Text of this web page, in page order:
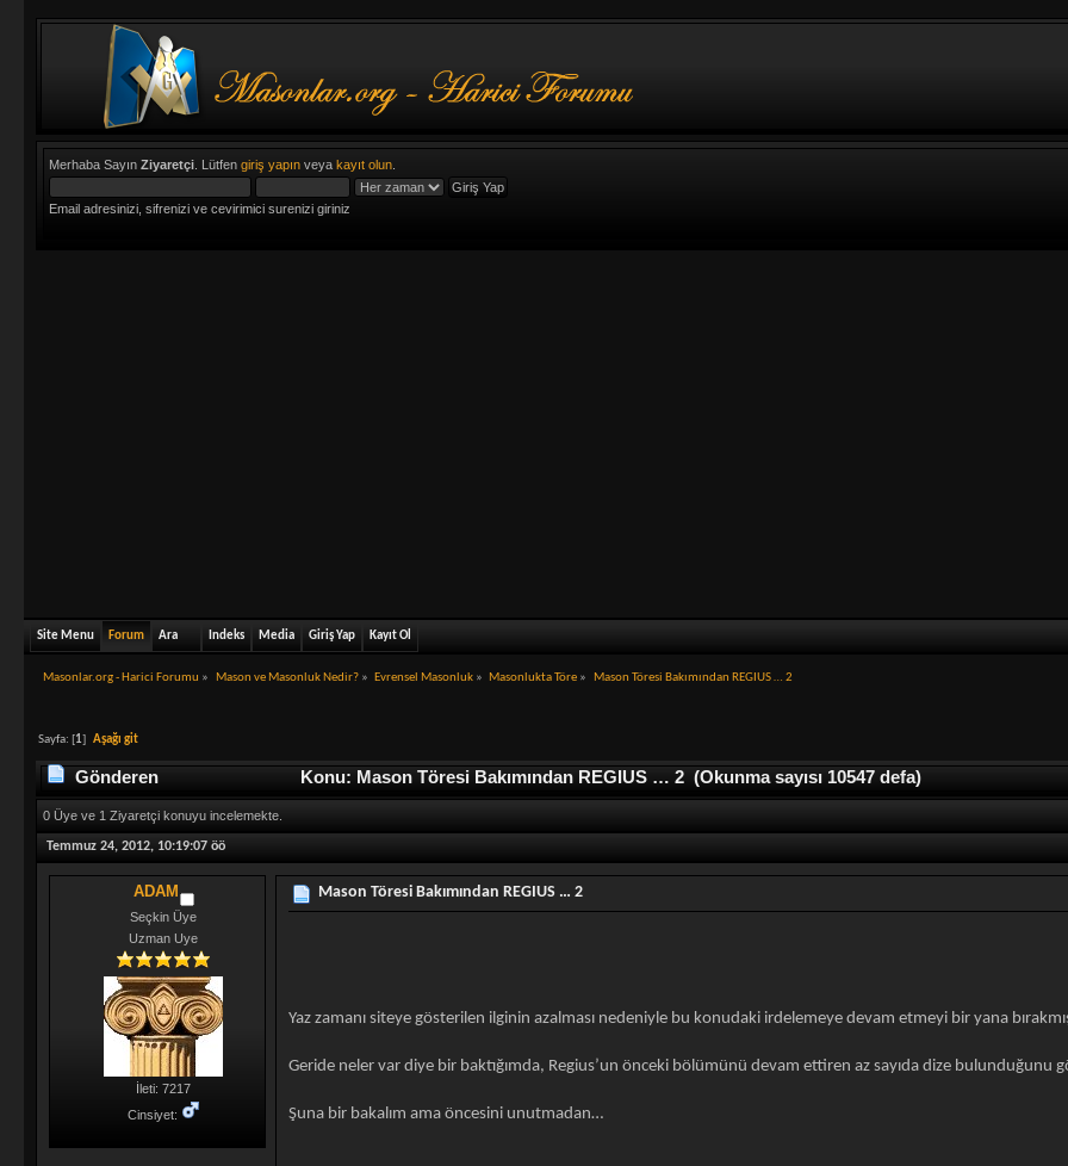
Merhaba SayınZiyaretçi . Lütfengiriş yapın veyakayıt olun
Email adresinizi, sifrenizi ve cevirimici surenizi giriniz
Site Menu Forum Ara Indeks Media Giriş Yap Kayıt Ol
Masonlar.org - Harici Forumu » Mason ve Masonluk Nedir?» Evrensel Masonluk » Masonlukta Töre » Mason Töresi Bakımından REGIUS … 2
Sayfa: [1]Aşağı git
Gönderen Konu: Mason Töresi Bakımından REGIUS … 2 (Okunma sayısı 10547 defa)
0 Üye ve 1 Ziyaretçi konuyu incelemekte.
Temmuz 24, 2012, 10:19:07 öö
ADAM
Seçkin Üye
Uzman Uye
İleti: 7217
Cinsiyet:
Mason Töresi Bakımından REGIUS … 2
Yaz zamanı siteye gösterilen ilginin azalması nedeniyle bu konudaki irdelemeye devam etmeyi bir yana
Geride neler var diye bir baktığımda, Regius’un önceki bölümünü devam ettiren az sayıda dize bulunduğunu
Şuna bir bakalım ama öncesini unutmadan…